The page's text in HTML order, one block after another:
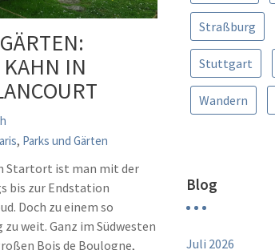
IN
, Parks und Gärten
Startort ist man mit der
bis zur Endstation
Doch zu einem so
weit. Ganz im Südwesten
Bois de Boulogne,
Straßburg
Stuttgart
Wandern
Blog
Juli 2026